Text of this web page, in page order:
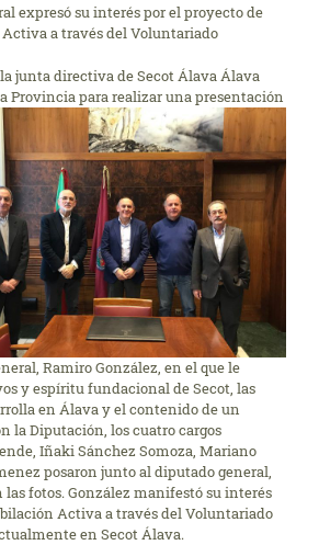
expresó su interés por el proyecto de
a través del Voluntariado
junta directiva de Secot Álava Álava
Provincia para realizar una presentación
Ramiro González, en el que le
y espíritu fundacional de Secot, las
en Álava y el contenido de un
la Diputación, los cuatro cargos
Iñaki Sánchez Somoza, Mariano
posaron junto al diputado general,
las fotos. González manifestó su interés
Activa a través del Voluntariado
en Secot Álava.